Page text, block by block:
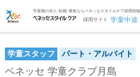
学童職の求人･転職･募集ならベネッセスタイルケア採用情報
採用サイト 学童中途
学童スタッフ パート・アルバイト
ベネッセ 学童クラブ月島